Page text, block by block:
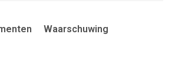
Waarschuwing